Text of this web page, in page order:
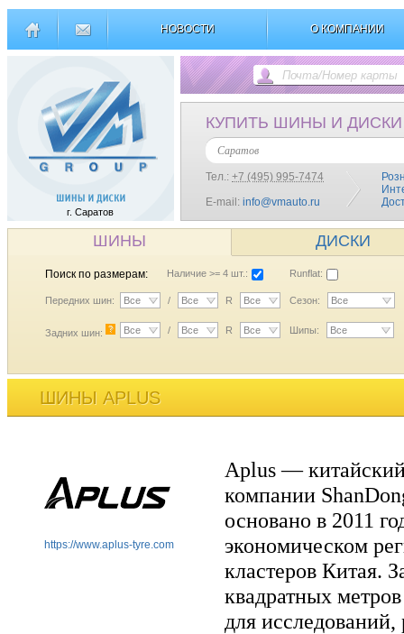
НОВОСТИ О КОМПАНИИ
г. Саратов
КУПИТЬ ШИНЫ И ДИСКИ
Саратов
Тел.: +7 (495) 995-7474
E-mail: info@vmauto.ru
ШИНЫ ДИСКИ
Поиск по размерам: Наличие >= 4 шт.: Runflat:
Передних шин: Все / Все R Все Сезон: Все
Задних шин: ? Все / Все R Все Шипы: Все
ШИНЫ APLUS
https://www.aplus-tyre.com
Aplus —
компании
основано в 2011
экономическом
кластеров Китая.
квадратных
для исследований,